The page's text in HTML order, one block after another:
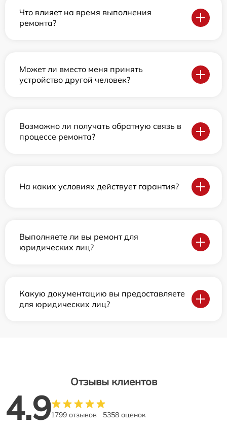
Что влияет на время выполнения
ремонта?
Может ли вместо меня принять
устройство другой человек?
Возможно ли получать обратную связь в
процессе ремонта?
На каких условиях действует гарантия?
Выполняете ли вы ремонт для
юридических лиц?
Какую документацию вы предоставляете
для юридических лиц?
Отзывы клиентов
4.91799 отзывов 5358 оценок